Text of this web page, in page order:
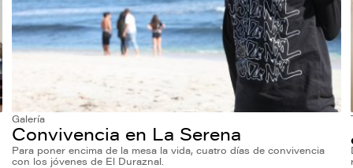
Galería
Convivencia en La Serena
Para poner encima de la mesa la vida, cuatro días de convivencia
con los jóvenes de El Duraznal.